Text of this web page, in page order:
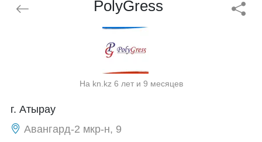
PolyGress
На kn.kz 6 лет и 9 месяцев
г. Атырау
Авангард-2 мкр-н, 9